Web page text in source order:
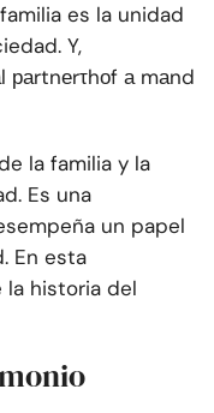
es la unidad
Y,
раrtnеrτhоf а mаnd
la familia y la
Es una
un papel
En esta
historia del